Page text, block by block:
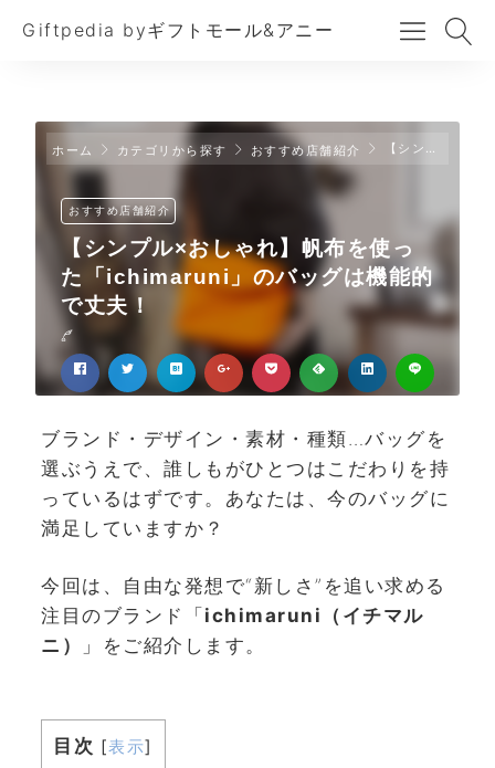
Giftpedia byギフトモール&アニー
ホーム カテゴリから探す おすすめ店舗紹介 【シンプル×おしゃれ】帆布を使った「ichimaruni」のバッグは機能的で丈夫！
おすすめ店舗紹介
【シンプル×おしゃれ】帆布を使っ
た「ichimaruni」のバッグは機能的
で丈夫！
ブランド・デザイン・素材・種類…バッグを
選ぶうえで、誰しもがひとつはこだわりを持
っているはずです。あなたは、今のバッグに
満足していますか？
今回は、自由な発想で“新しさ”を追い求める
注目のブランド「 ichimaruni（イチマル
ニ）
」をご紹介します。
目次 [表示]